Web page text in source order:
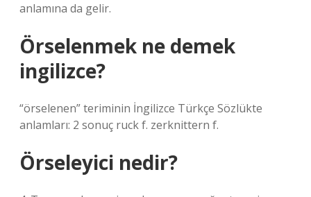
anlamına da gelir.
Örselenmek ne demek
ingilizce?
“örselenen” teriminin İngilizce Türkçe Sözlükte
anlamları: 2 sonuç ruck f. zerknittern f.
Örseleyici nedir?